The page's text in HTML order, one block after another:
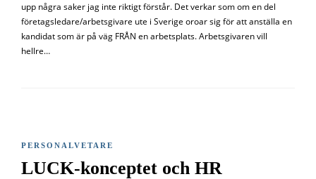
upp några saker jag inte riktigt förstår. Det verkar som om en del
företagsledare/arbetsgivare ute i Sverige oroar sig för att anställa en
kandidat som är på väg FRÅN en arbetsplats. Arbetsgivaren vill
hellre…
PERSONALVETARE
LUCK-konceptet och HR